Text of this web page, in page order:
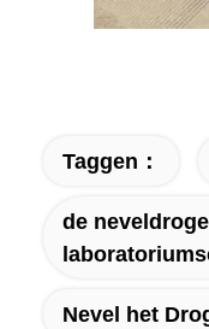
Taggen：
de
Nevel het